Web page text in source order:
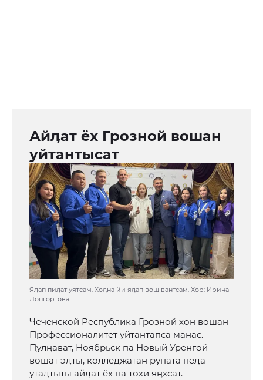
Айӆат ёх Грозной вошан
уйтантысат
Яӆап пиӆат уятсам. Хоӆна йи яӆап вош вантсам. Хор: Ирина
Лонгортова
Чеченской Республика Грозной хон вошан
Профессионалитет уйтантапса манас.
Пулӊават, Ноябрьск па Новый Уренгой
вошат эӆты, колледжатан рупата пеӆа
утаӆтыты айӆат ёх па тохи яӊхсат.